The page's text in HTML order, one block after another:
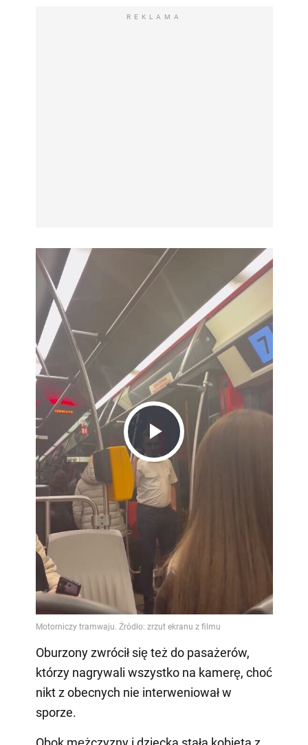
REKLAMA
Play
Video
Oburzony zwrócił się też do pasażerów,
którzy nagrywali wszystko na kamerę, choć
nikt z obecnych nie interweniował w
sporze.